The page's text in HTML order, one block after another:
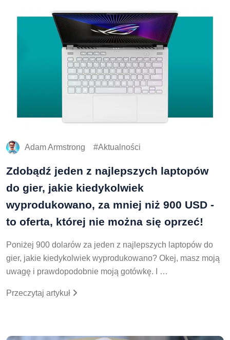
Adam Armstrong Aktualności
Zdobądź jeden z najlepszych laptopów
do gier, jakie kiedykolwiek
wyprodukowano, za mniej niż 900 USD -
to oferta, której nie można się oprzeć!
Poniżej 900 dolarów za jeden z najlepszych laptopów do
gier, jakie kiedykolwiek wyprodukowano? Okej, masz moją
uwagę i prawdopodobnie moją gotówkę. I …
Przeczytaj artykuł